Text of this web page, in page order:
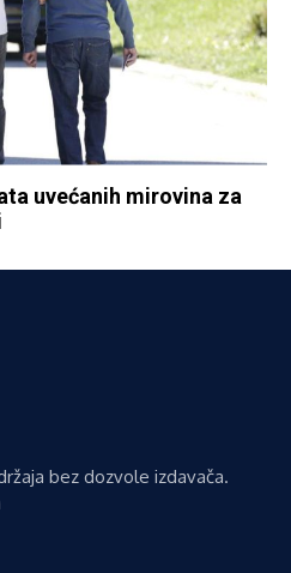
uvećanih mirovina za
bez dozvole izdavača.